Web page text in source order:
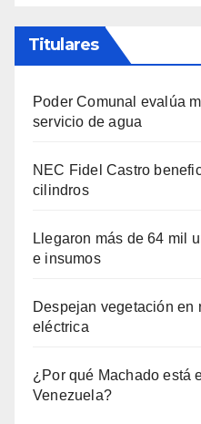
Titulares
Poder Comunal evalúa
servicio de agua
NEC Fidel Castro
cilindros
Llegaron más de 64 mil
e insumos
Despejan vegetación en
eléctrica
¿Por qué Machado está
Venezuela?